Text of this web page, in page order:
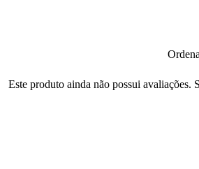
Este produto ainda não possui avaliações.